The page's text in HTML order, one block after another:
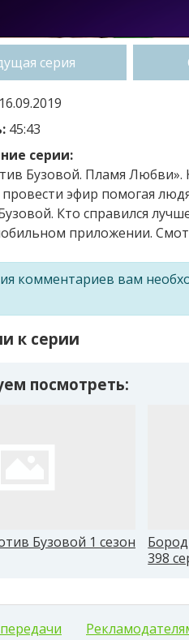
серия
16.09.2019
45:43
серии:
Бузовой. Пламя
эфир помогая
Кто справился
приложении.
комментариев вам
к серии
посмотреть:
Бузовой 1 сезон
398